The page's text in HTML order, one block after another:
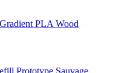
PLA Wood
Prototype Sauvage